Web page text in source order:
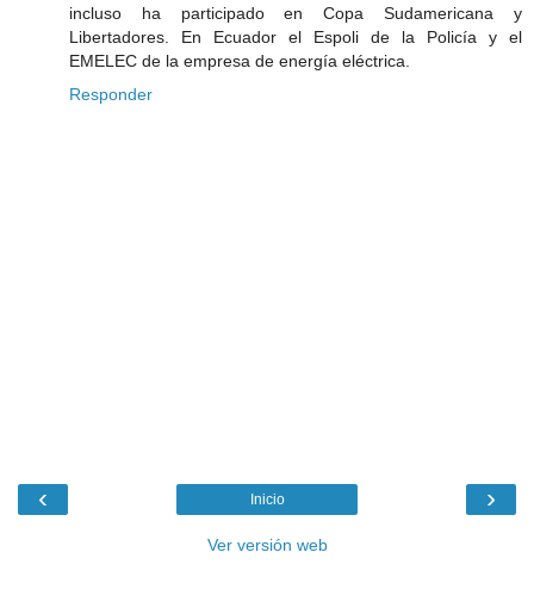
incluso ha participado en Copa Sudamericana y
Libertadores. En Ecuador el Espoli de la Policía y el
EMELEC de la empresa de energía eléctrica.
Responder
‹ ›
Inicio
Ver versión web